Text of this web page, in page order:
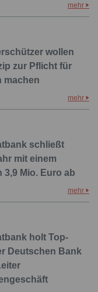
mehr
wollen
zur Pflicht für
machen
mehr
schließt
mit einem
3,9 Mio. Euro ab
mehr
holt Top-
Deutschen Bank